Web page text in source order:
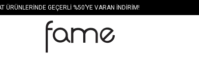
ÜRÜNLERİNDE GEÇERLİ %50’YE VARAN İNDİRİM!